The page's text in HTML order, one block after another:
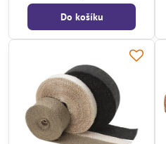
Do košíku